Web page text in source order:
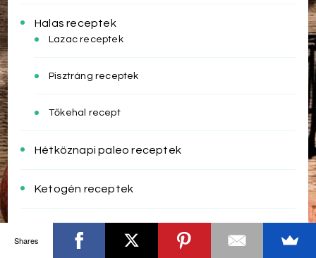
Halas receptek
Lazac receptek
Pisztráng receptek
Tőkehal recept
Hétköznapi paleo receptek
Ketogén receptek
Shares